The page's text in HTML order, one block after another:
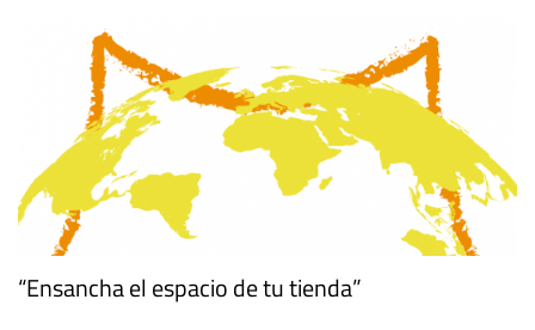
“Ensancha el espacio de tu tienda”